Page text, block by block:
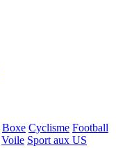
Boxe Cyclisme Football
Voile Sport aux US